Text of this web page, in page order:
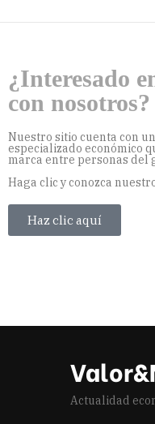
¿Interesado
con nosotros?
Nuestro sitio cuenta con
especializado económico
marca entre personas del
Haga clic y conozca
Haz clic aquí
Actualidad